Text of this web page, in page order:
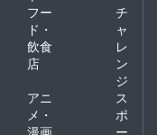
フー
ド・
飲食
店
チ
ャ
レ
ン
ジ
アニ
メ・
ス
ポ